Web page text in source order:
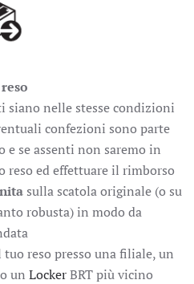
siano nelle stesse condizioni
confezioni sono parte
se assenti non saremo in
reso ed effettuare il rimborso
sulla scatola originale (o su
robusta) in modo da
reso presso una filiale, un
un LockerBRTpiù vicino